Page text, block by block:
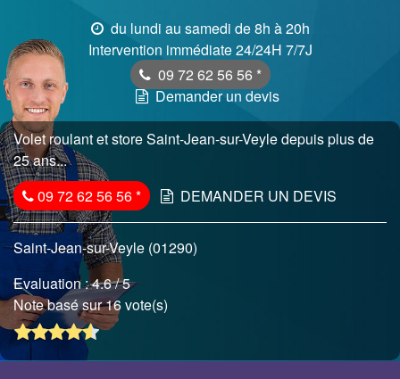
du lundi au samedi de 8h à 20h
Intervention immédiate 24/24H 7/7J
09 72 62 56 56 *
Demander un devis
Volet roulant et store Saint-Jean-sur-Veyle depuis plus de
25 ans...
09 72 62 56 56* DEMANDER UN DEVIS
Saint-Jean-sur-Veyle (01290)
Evaluation :4.6/ 5
Note basé sur 16 vote(s)